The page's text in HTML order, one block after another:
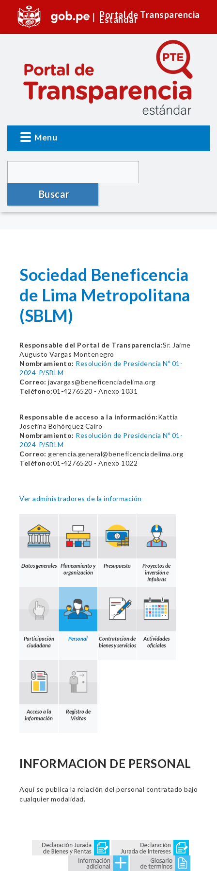
Portal de Transparencia
Estándar
Menu
Buscar
Sociedad Beneficencia
de Lima Metropolitana
(SBLM)
Responsable del Portal de Transparencia:Sr. Jaime
Augusto Vargas Montenegro
Nombramiento: Resolución de Presidencia Nº 01-
2024-P/SBLM
Correo: javargas@beneficenciadelima.org
Teléfono:01-4276520 - Anexo 1031
Responsable de acceso a la información:Kattia
Josefina Bohórquez Cairo
Nombramiento: Resolución de Presidencia Nº 01-
2024-P/SBLM
Correo: gerencia.general@beneficenciadelima.org
Teléfono:01-4276520 - Anexo 1022
Ver administradores de la información
Datos generales
Planeamiento y
organización
Presupuesto
Proyectos de
inversión e
Infobras
Participación
ciudadana
Personal
Contratación de
bienes y servicios
Actividades
oficiales
Acceso a la
información
Registro de
Visitas
INFORMACION DE PERSONAL
Aquí se publica la relación del personal contratado bajo
cualquier modalidad.